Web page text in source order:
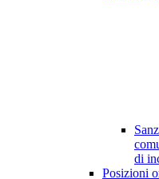
di
Posizioni